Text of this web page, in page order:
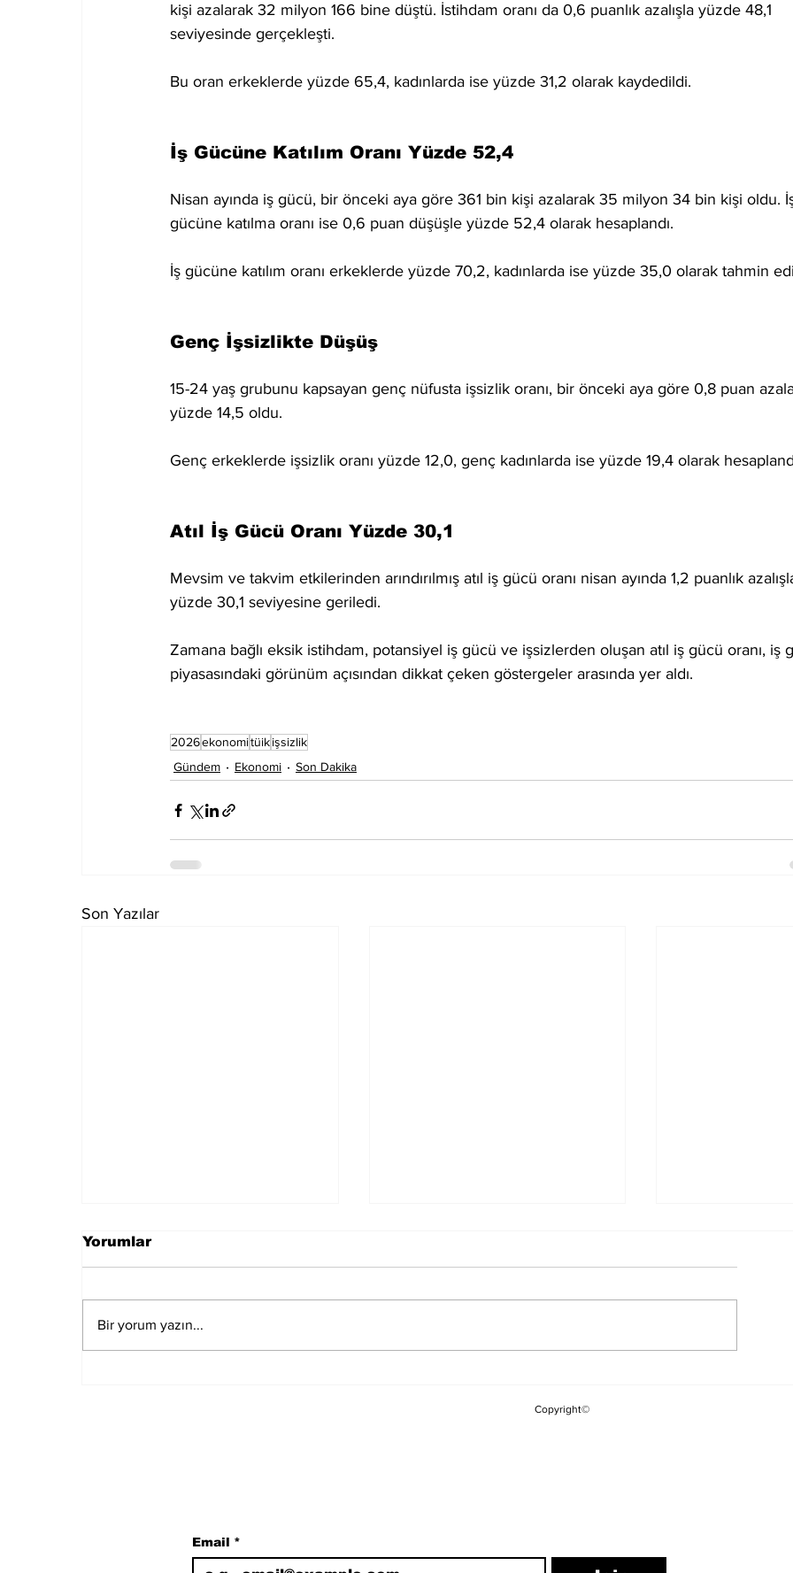
kişi azalarak 32 milyon 166 bine düştü. İstihdam oranı da 0,6 puanlık azalışla yüzde 48,1
seviyesinde gerçekleşti.
Bu oran erkeklerde yüzde 65,4, kadınlarda ise yüzde 31,2 olarak kaydedildi.
İş Gücüne Katılım Oranı Yüzde 52,4
Nisan ayında iş gücü, bir önceki aya göre 361 bin kişi azalarak 35 milyon 34 bin kişi oldu.
gücüne katılma oranı ise 0,6 puan düşüşle yüzde 52,4 olarak hesaplandı.
İş gücüne katılım oranı erkeklerde yüzde 70,2, kadınlarda ise yüzde 35,0 olarak tahmin
Genç İşsizlikte Düşüş
15-24 yaş grubunu kapsayan genç nüfusta işsizlik oranı, bir önceki aya göre 0,8 puan
yüzde 14,5 oldu.
Genç erkeklerde işsizlik oranı yüzde 12,0, genç kadınlarda ise yüzde 19,4 olarak
Atıl İş Gücü Oranı Yüzde 30,1
Mevsim ve takvim etkilerinden arındırılmış atıl iş gücü oranı nisan ayında 1,2 puanlık
yüzde 30,1 seviyesine geriledi.
Zamana bağlı eksik istihdam, potansiyel iş gücü ve işsizlerden oluşan atıl iş gücü oranı, iş
piyasasındaki görünüm açısından dikkat çeken göstergeler arasında yer aldı.
2026ekonomitüikişsizlik
Gündem
Ekonomi Son Dakika
Son Yazılar
Ardından İlk MGK
Yorumlar
Bir yorum yazın...
Copyright©
Email *